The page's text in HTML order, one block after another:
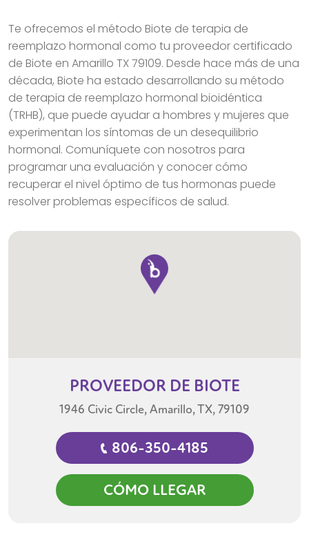
PROVEEDOR DE BIOTE
1946 Civic Circle, Amarillo, TX, 79109
806-350-4185
CÓMO LLEGAR
Te ofrecemos el método Biote de terapia de
reemplazo hormonal como tu proveedor certificado
de Biote en Amarillo TX 79109. Desde hace más de una
década, Biote ha estado desarrollando su método
de terapia de reemplazo hormonal bioidéntica
(TRHB), que puede ayudar a hombres y mujeres que
experimentan los síntomas de un desequilibrio
hormonal. Comuníquete con nosotros para
programar una evaluación y conocer cómo
recuperar el nivel óptimo de tus hormonas puede
resolver problemas específicos de salud.